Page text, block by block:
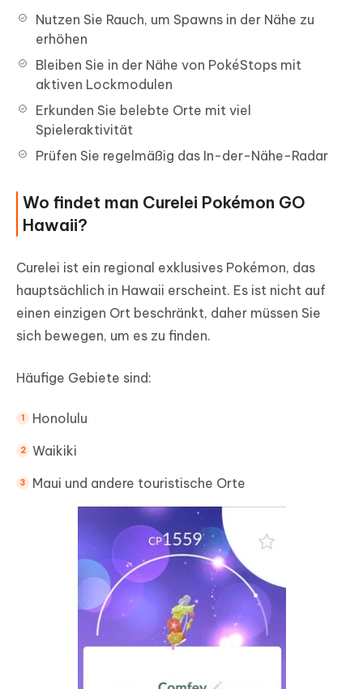
Nutzen Sie Rauch, um Spawns in der Nähe zu
erhöhen
Bleiben Sie in der Nähe von PokéStops mit
aktiven Lockmodulen
Erkunden Sie belebte Orte mit viel
Spieleraktivität
Prüfen Sie regelmäßig das In-der-Nähe-Radar
Wo findet man Curelei Pokémon GO
Hawaii?
Curelei ist ein regional exklusives Pokémon, das
hauptsächlich in Hawaii erscheint. Es ist nicht auf
einen einzigen Ort beschränkt, daher müssen Sie
sich bewegen, um es zu finden.
Häufige Gebiete sind:
Honolulu
Waikiki
Maui und andere touristische Orte